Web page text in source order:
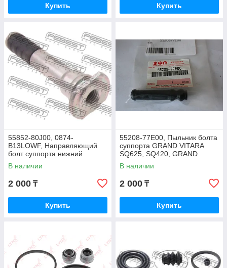
Купить Купить
55852-80J00, 0874-
B13LOWF, Направляющий
болт суппорта нижний
SUZUKI SX4 RW420 V-2.0,
RW416 V-1.6, FEBEST
В наличии
2 000 ₸
Купить
55208-77E00, Пыльник болта
суппорта GRAND VITARA
SQ625, SQ420, GRAND
VITARA XL-7 JA627W, JAPAN
В наличии
2 000 ₸
Купить